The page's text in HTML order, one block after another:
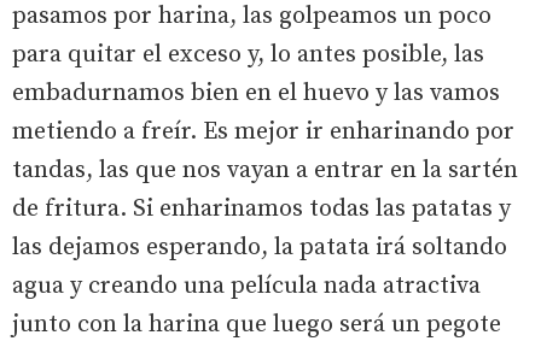
pasamos por harina, las golpeamos un poco
para quitar el exceso y, lo antes posible, las
embadurnamos bien en el huevo y las vamos
metiendo a freír. Es mejor ir enharinando por
tandas, las que nos vayan a entrar en la sartén
de fritura. Si enharinamos todas las patatas y
las dejamos esperando, la patata irá soltando
agua y creando una película nada atractiva
junto con la harina que luego será un pegote